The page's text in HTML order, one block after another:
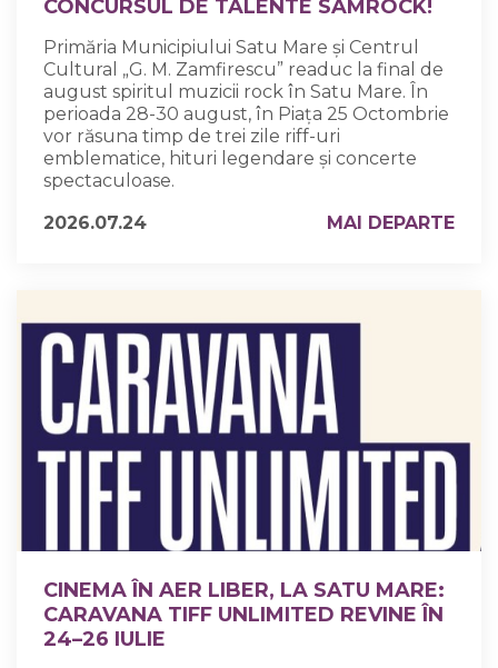
CONCURSUL DE TALENTE SAMROCK!
Primăria Municipiului Satu Mare și Centrul
Cultural „G. M. Zamfirescu” readuc la final de
august spiritul muzicii rock în Satu Mare. În
perioada 28-30 august, în Piața 25 Octombrie
vor răsuna timp de trei zile riff-uri
emblematice, hituri legendare și concerte
spectaculoase.
2026.07.24
MAI DEPARTE
CINEMA ÎN AER LIBER, LA SATU MARE:
CARAVANA TIFF UNLIMITED REVINE ÎN
24–26 IULIE